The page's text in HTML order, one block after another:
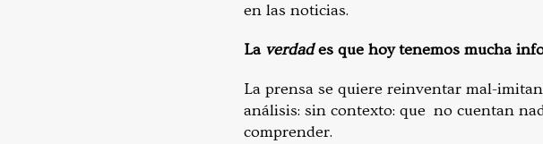
en las noticias.
Laverdades que hoy tenemos mucha
La prensa se quiere reinventar mal-
análisis: sin contexto: que no cuentan
comprender.